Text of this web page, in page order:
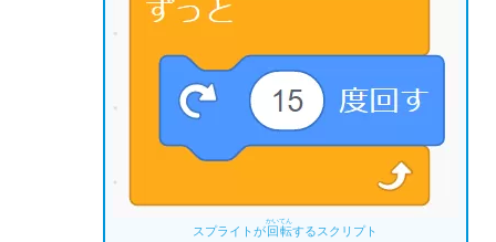
スプライトが 回転
かいてん
するスクリプト